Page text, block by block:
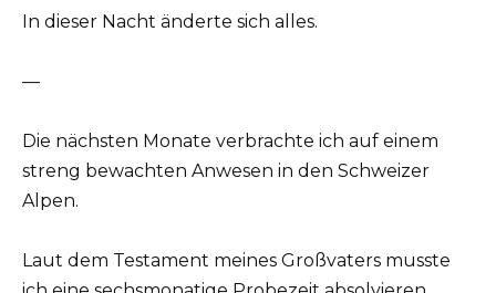
In dieser Nacht änderte sich alles.
—
Die nächsten Monate verbrachte ich auf einem
streng bewachten Anwesen in den Schweizer
Alpen.
Laut dem Testament meines Großvaters musste